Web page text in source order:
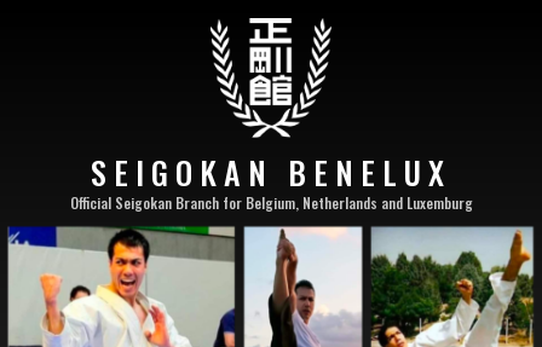
SEIGOKAN BENELUX
Official Seigokan Branch for Belgium, Netherlands and Luxemburg